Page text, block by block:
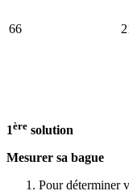
66
1ère solution
Mesurer sa bague
Pour déterminer